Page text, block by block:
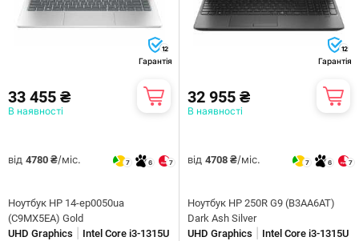
12
Гарантія
33 455 ₴
В наявності
від 4780 ₴/міс. 7 6 7
Ноутбук HP 14-ep0050ua
(C9MX5EA) Gold
UHD Graphics
Intel Core i3-1315U
12
Гарантія
32 955 ₴
В наявності
від 4708 ₴/міс. 7 6 7
Ноутбук HP 250R G9 (B3AA6AT)
Dark Ash Silver
UHD Graphics
Intel Core i3-1315U